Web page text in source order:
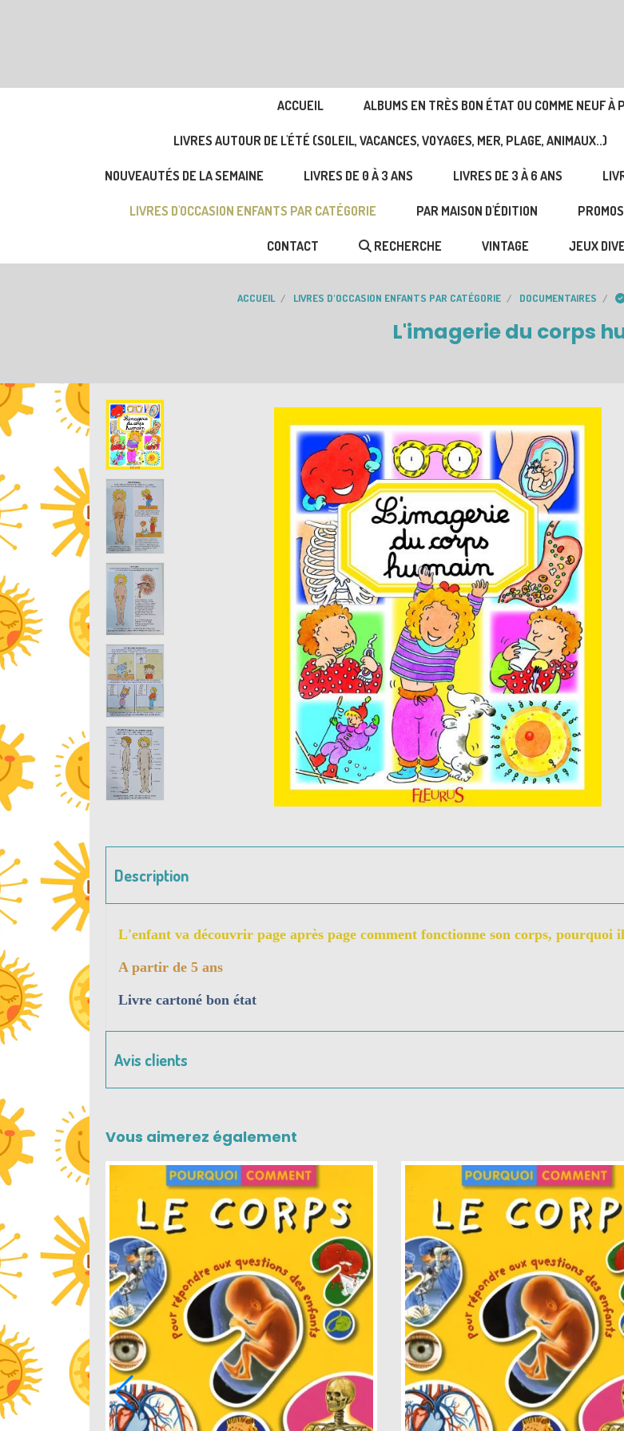
ACCUEIL ALBUMS EN TRÈS BON ÉTAT OU COMME NEUF À
LIVRES AUTOUR DE L'ÉTÉ (SOLEIL, VACANCES, VOYAGES, MER, PLAGE, ANIMAUX..)
NOUVEAUTÉS DE LA SEMAINE LIVRES DE 0 À 3 ANS LIVRES DE 3 À 6 ANS
LIVRES D'OCCASION ENFANTS PAR CATÉGORIE PAR MAISON D'ÉDITION PROMOS
CONTACT RECHERCHE VINTAGE JEUX
ACCUEIL LIVRES D'OCCASION ENFANTS PAR CATÉGORIE DOCUMENTAIRES
L'imagerie du corps
Description
L'enfant va découvrir page après page comment fonctionne son corps,
A partir de 5 ans
Livre cartoné bon état
Avis clients
Vous aimerez également